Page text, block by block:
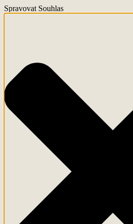
Spravovat Souhlas